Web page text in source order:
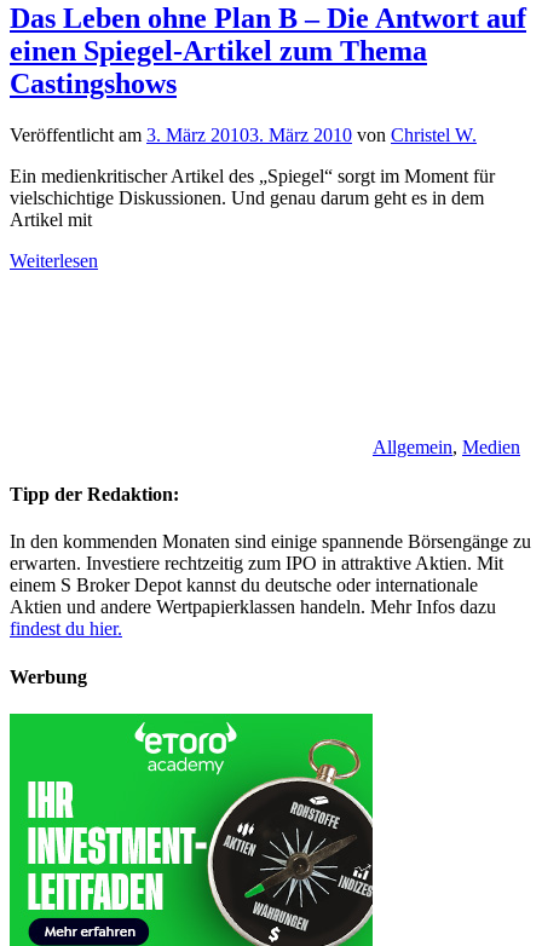
Das Leben ohne Plan B – Die Antwort auf
einen Spiegel-Artikel zum Thema
Castingshows
Veröffentlicht am 3. März 20103. März 2010 von Christel W.
Ein medienkritischer Artikel des „Spiegel“ sorgt im Moment für
vielschichtige Diskussionen. Und genau darum geht es in dem
Artikel mit
Weiterlesen
Allgemein, Medien
Tipp der Redaktion:
In den kommenden Monaten sind einige spannende Börsengänge zu
erwarten. Investiere rechtzeitig zum IPO in attraktive Aktien. Mit
einem S Broker Depot kannst du deutsche oder internationale
Aktien und andere Wertpapierklassen handeln. Mehr Infos dazu
findest du hier.
Werbung